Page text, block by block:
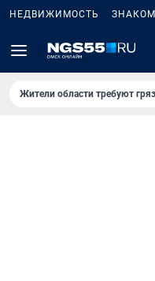
НЕДВИЖИМОСТЬ
Жители области требуют